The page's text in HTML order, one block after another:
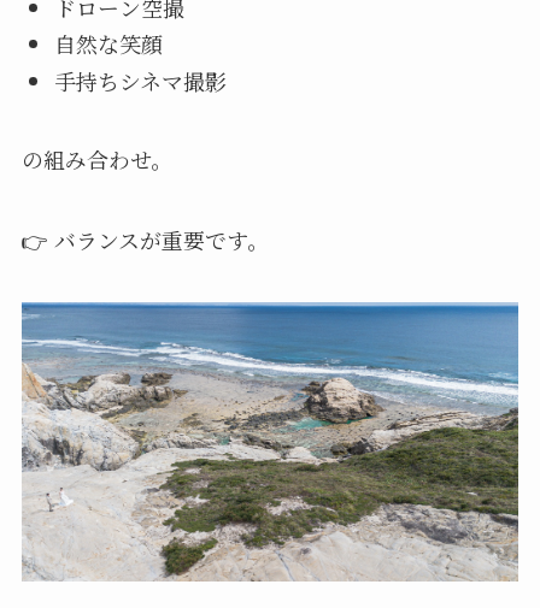
ドローン空撮
自然な笑顔
手持ちシネマ撮影
の組み合わせ。
👉 バランスが重要です。